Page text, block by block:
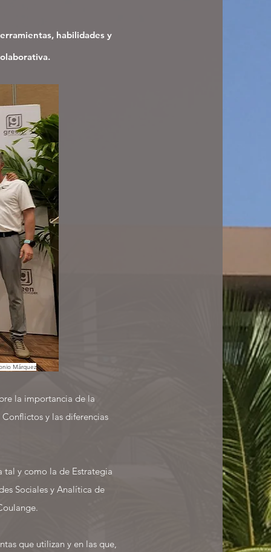
habilidades y
Márquez
la importancia de la
y las diferencias
tal y como la de Estrategia
Sociales y Analítica de
que utilizan y en las que,